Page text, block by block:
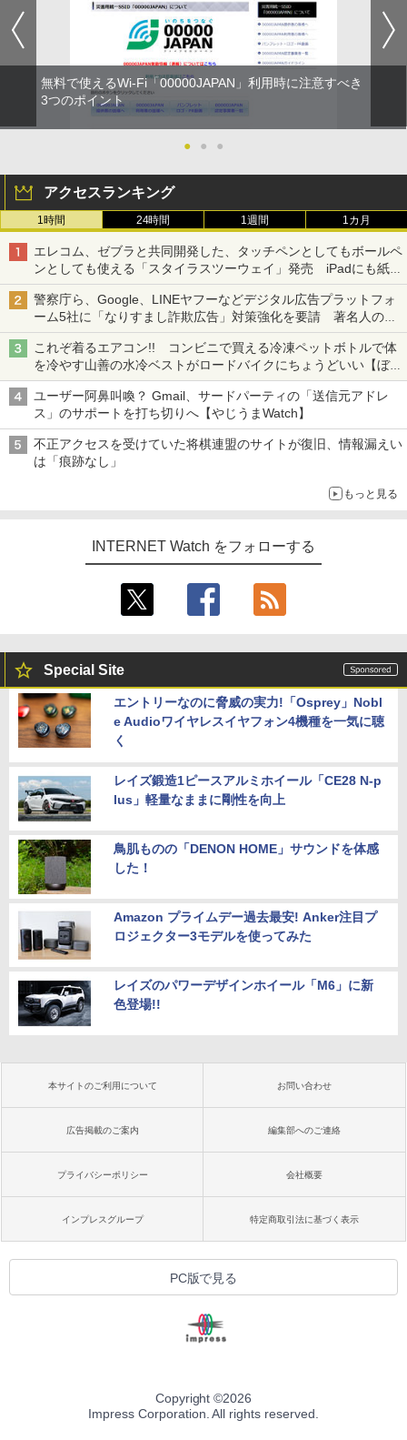
無料で使えるWi-Fi「00000JAPAN」利用時に注意すべき
3つのポイント
● ● ●
アクセスランキング
1時間 24時間 1週間 1カ月
エレコム、ゼブラと共同開発した、タッチペンとしてもボールペ
ンとしても使える「スタイラスツーウェイ」発売 iPadにも紙に
も、持ち替えずに書き込める
警察庁ら、Google、LINEヤフーなどデジタル広告プラットフォ
ーム5社に「なりすまし詐欺広告」対策強化を要請 著名人の写
真や映像を使った投資詐欺などへの対策として
これぞ着るエアコン!! コンビニで買える冷凍ペットボトルで体
を冷やす山善の水冷ベストがロードバイクにちょうどいい【ぼっ
ち・ざ・ろーど！その14】【空いた時間でなにしてる？】
ユーザー阿鼻叫喚？ Gmail、サードパーティの「送信元アドレ
ス」のサポートを打ち切りへ【やじうまWatch】
不正アクセスを受けていた将棋連盟のサイトが復旧、情報漏えい
は「痕跡なし」
もっと見る
INTERNET Watch をフォローする
Special Site
エントリーなのに脅威の実力!「Osprey」Nobl
e Audioワイヤレスイヤフォン4機種を一気に聴
く
レイズ鍛造1ピースアルミホイール「CE28 N-p
lus」軽量なままに剛性を向上
鳥肌ものの「DENON HOME」サウンドを体感
した！
Amazon プライムデー過去最安! Anker注目プ
ロジェクター3モデルを使ってみた
レイズのパワーデザインホイール「M6」に新
色登場!!
本サイトのご利用について お問い合わせ
広告掲載のご案内 編集部へのご連絡
プライバシーポリシー 会社概要
インプレスグループ 特定商取引法に基づく表示
PC版で見る
Copyright ©2026
Impress Corporation. All rights reserved.